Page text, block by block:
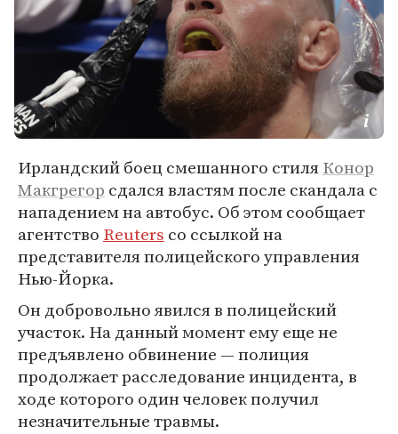
Ирландский боец смешанного стиляКонор
Макгрегор сдался властям после скандала с
нападением на автобус. Об этом сообщает
агентство Reuters со ссылкой на
представителя полицейского управления
Нью-Йорка.
Он добровольно явился в полицейский
участок. На данный момент ему еще не
предъявлено обвинение — полиция
продолжает расследование инцидента, в
ходе которого один человек получил
незначительные травмы.